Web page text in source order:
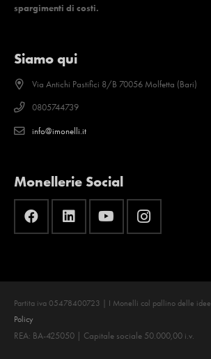
spargimenti di costi.
Siamo qui
Via Antichi Pastifici 8/B 70056 Molfetta (Bari)
0805744739
info@imonelli.it
Monellerie Social
Partita iva 05478400723 | I Monelli col pallino delle idee
Policy
REA: BA-425050 | Capitale sociale 50.000,00 i.v.